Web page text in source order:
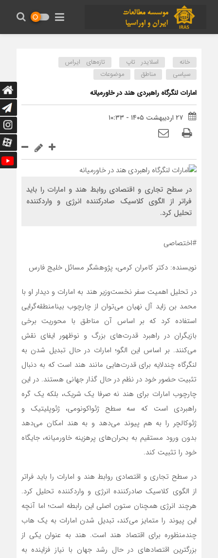
خانه اسلایدر تاپ
تازه‌های ایراس
سیاسی
مناطق موضوعات
امارات لنگرگاه راهبردی هند در خاورمیانه
۲۷ اردیبهشت ۱۴۰۵ - ۱۰:۳۳
در سطح تجاری و اقتصادی روابط هند و امارات را باید
فراتر از الگوی کلاسیک صادرکننده انرژی و واردکننده
تحلیل کرد.
#اختصاصی
نویسنده: دکتر کامران کرمی، پژوهشگر مسائل خلیج فارس
در تحلیل اهمیت سفر نخست‌وزیر هند به امارات و دیدار او با
محمد بن زاید آل نهیان می‌توان از چارچوب بینامنطقه‌گرایی
استفاده کرد که بر اساس آن مناطق با محوریت برخی
بازیگران در راهبرد قدرت‌های بزرگ و نوظهور ایفای نقش
می‌کنند. بر اساس این الگو؛ امارات در حال تبدیل شدن به
لنگرگاه‌ چندلایه برای قدرت‌هایی مانند هند است که به دنبال
تثبیت حضور خود در نظم در حال گذار جهانی هستند. در این
چارچوب امارات برای هند نه صرفا یک شریک، بلکه یک گره
راهبردی است که سه سطح ژئواکونومی، ژئوپلیتیک و
ژئوکالچر را به هم پیوند می‌دهد و به هند امکان می‌دهد
بدون ورود مستقیم به بحران‌های پرهزینه خاورمیانه، جایگاه
خود را تثبیت کند.
در سطح تجاری و اقتصادی روابط هند و امارات را باید فراتر
از الگوی کلاسیک صادرکننده انرژی و واردکننده تحلیل کرد.
هرچند انرژی همچنان ستون اصلی این رابطه است؛ اما آنچه
این پیوند را متمایز می‌کند، تبدیل شدن امارات به یک هاب
چندمنظوره برای اقتصاد هند است. هند به عنوان یکی از
بزرگترین اقتصادهای در حال رشد جهان با نیاز فزاینده به